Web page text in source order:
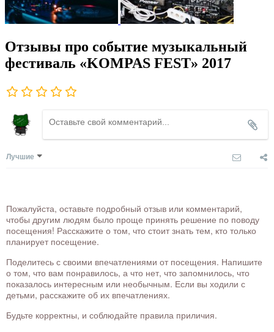
Отзывы про событие музыкальный
фестиваль «KOMPAS FEST» 2017
Лучшие
Пожалуйста, оставьте подробный отзыв или комментарий,
чтобы другим людям было проще принять решение по поводу
посещения! Расскажите о том, что стоит знать тем, кто только
планирует посещение.
Поделитесь с своими впечатлениями от посещения. Напишите
о том, что вам понравилось, а что нет, что запомнилось, что
показалось интересным или необычным. Если вы ходили с
детьми, расскажите об их впечатлениях.
Будьте корректны, и соблюдайте правила приличия.